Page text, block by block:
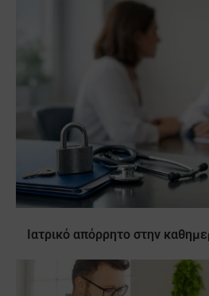
Ιατρικό απόρρητο στην